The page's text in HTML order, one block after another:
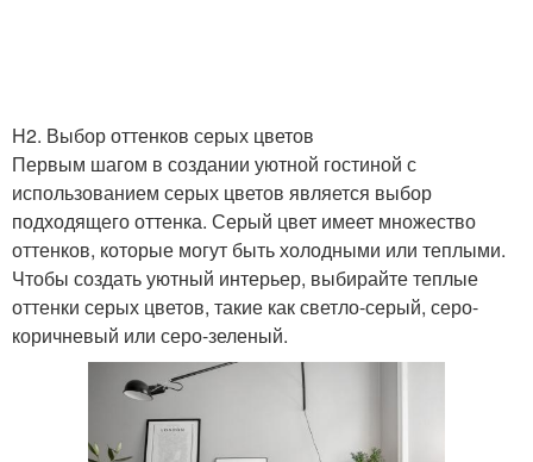
Квартиры в серых
тонах
Серые стены Серое оформление
Интерьер в сером цвете
H2. Выбор оттенков серых цветов
Первым шагом в создании уютной гостиной с
использованием серых цветов является выбор
подходящего оттенка. Серый цвет имеет множество
оттенков, которые могут быть холодными или теплыми.
Чтобы создать уютный интерьер, выбирайте теплые
оттенки серых цветов, такие как светло-серый, серо-
коричневый или серо-зеленый.